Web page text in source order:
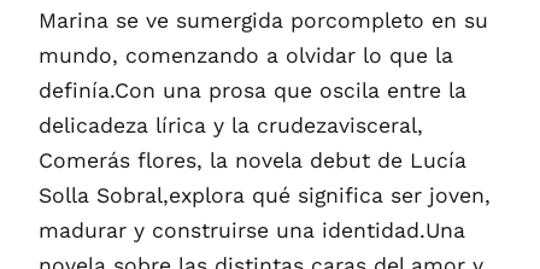
Marina se ve sumergida porcompleto en su
mundo, comenzando a olvidar lo que la
definía.Con una prosa que oscila entre la
delicadeza lírica y la crudezavisceral,
Comerás flores, la novela debut de Lucía
Solla Sobral,explora qué significa ser joven,
madurar y construirse una identidad.Una